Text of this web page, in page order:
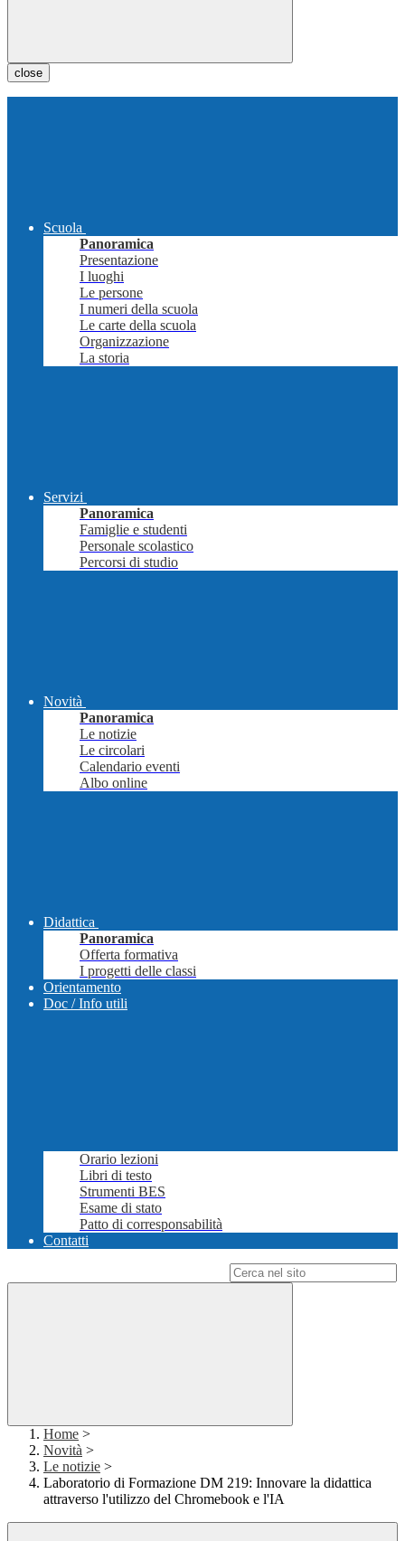
close
Scuola
Panoramica
Presentazione
I luoghi
Le persone
I numeri della scuola
Le carte della scuola
Organizzazione
La storia
Servizi
Panoramica
Famiglie e studenti
Personale scolastico
Percorsi di studio
Novità
Panoramica
Le notizie
Le circolari
Calendario eventi
Albo online
Didattica
Panoramica
Offerta formativa
I progetti delle classi
Orientamento
Doc / Info utili
Orario lezioni
Libri di testo
Strumenti BES
Esame di stato
Patto di corresponsabilità
Contatti
Home >
Novità >
Le notizie >
Laboratorio di Formazione DM 219: Innovare la didattica
attraverso l'utilizzo del Chromebook e l'IA